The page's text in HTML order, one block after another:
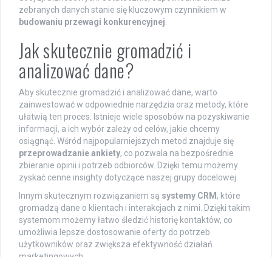
zebranych danych stanie się kluczowym czynnikiem w
budowaniu przewagi konkurencyjnej
Jak skutecznie gromadzić i
analizować dane?
Aby skutecznie gromadzić i analizować dane, warto
zainwestować w odpowiednie narzędzia oraz metody, które
ułatwią ten proces. Istnieje wiele sposobów na pozyskiwanie
informacji, a ich wybór zależy od celów, jakie chcemy
osiągnąć. Wśród najpopularniejszych metod znajduje się
przeprowadzanie ankiety, co pozwala na bezpośrednie
zbieranie opinii i potrzeb odbiorców. Dzięki temu możemy
zyskać cenne insighty dotyczące naszej grupy docelowej.
Innym skutecznym rozwiązaniem są systemy CRM, które
gromadzą dane o klientach i interakcjach z nimi. Dzięki takim
systemom możemy łatwo śledzić historię kontaktów, co
umożliwia lepsze dostosowanie oferty do potrzeb
użytkowników oraz zwiększa efektywność działań